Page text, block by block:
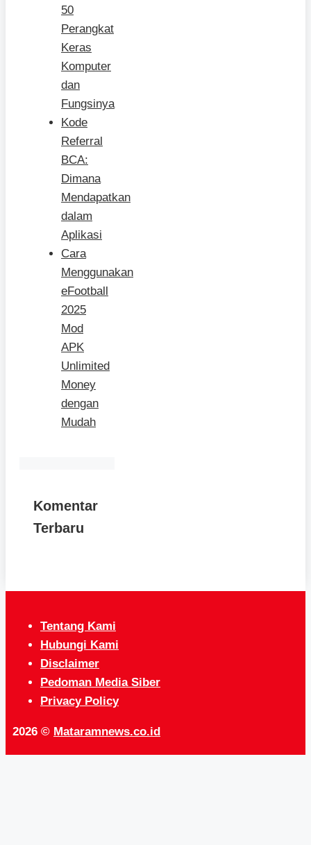
50
Perangkat
Keras
Komputer
dan
Fungsinya
Kode
Referral
BCA:
Dimana
Mendapatkan
dalam
Aplikasi
Cara
Menggunakan
eFootball
2025
Mod
APK
Unlimited
Money
dengan
Mudah
Komentar
Terbaru
Tentang Kami
Hubungi Kami
Disclaimer
Pedoman Media Siber
Privacy Policy
2026 © Mataramnews.co.id